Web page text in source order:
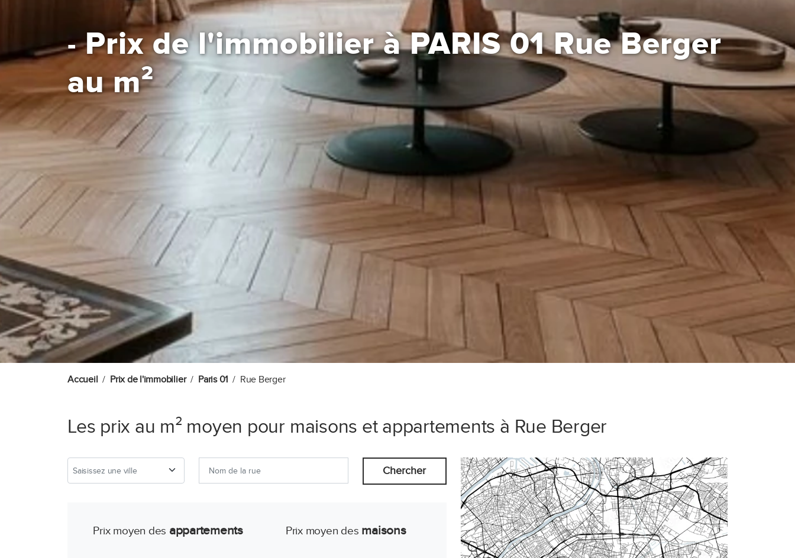
-Prix de l'immobilier à PARIS 01 Rue Berger
au m²
Accueil Prix de l'immobilier Paris 01 Rue Berger
Les prix au m² moyen pour maisons et appartements à Rue Berger
Saisissez une ville Chercher
Prix moyen des appartements Prix moyen des maisons